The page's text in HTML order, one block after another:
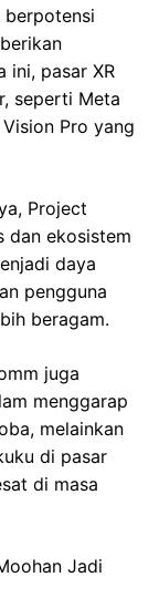
berpotensi
ini, pasar XR
seperti Meta
Pro yang
Project
dan ekosistem
daya
pengguna
beragam.
juga
menggarap
melainkan
di pasar
di masa
Jadi